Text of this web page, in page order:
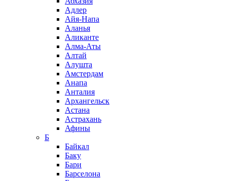
Адлер
Айя-Напа
Аланья
Аликанте
Алма-Аты
Алтай
Алушта
Амстердам
Анапа
Анталия
Архангельск
Астана
Астрахань
Афины
Б
Байкал
Баку
Бари
Барселона